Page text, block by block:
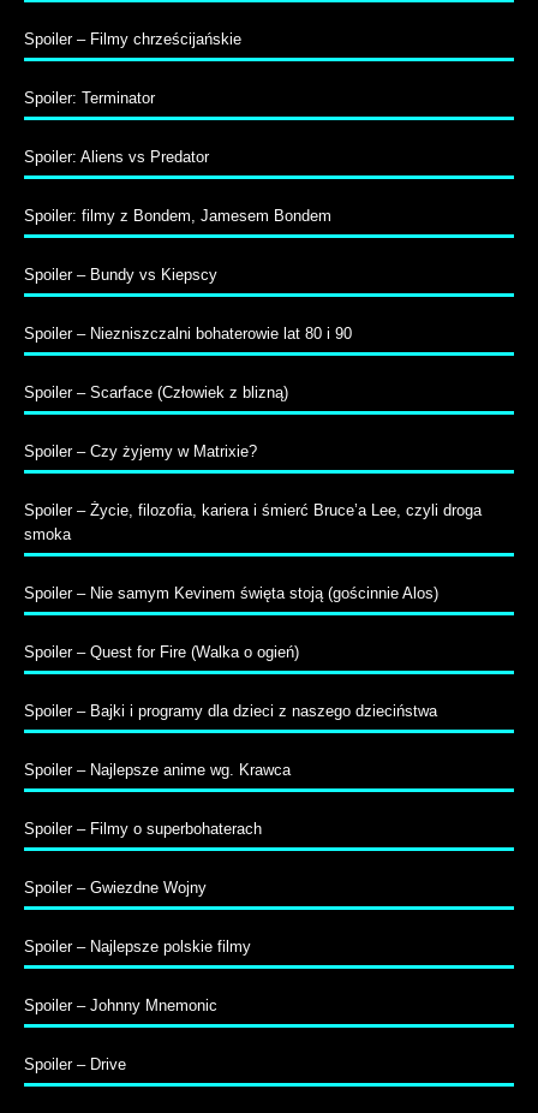
Spoiler – Filmy chrześcijańskie
Spoiler: Terminator
Spoiler: Aliens vs Predator
Spoiler: filmy z Bondem, Jamesem Bondem
Spoiler – Bundy vs Kiepscy
Spoiler – Niezniszczalni bohaterowie lat 80 i 90
Spoiler – Scarface (Człowiek z blizną)
Spoiler – Czy żyjemy w Matrixie?
Spoiler – Życie, filozofia, kariera i śmierć Bruce’a Lee, czyli droga
smoka
Spoiler – Nie samym Kevinem święta stoją (gościnnie Alos)
Spoiler – Quest for Fire (Walka o ogień)
Spoiler – Bajki i programy dla dzieci z naszego dzieciństwa
Spoiler – Najlepsze anime wg. Krawca
Spoiler – Filmy o superbohaterach
Spoiler – Gwiezdne Wojny
Spoiler – Najlepsze polskie filmy
Spoiler – Johnny Mnemonic
Spoiler – Drive